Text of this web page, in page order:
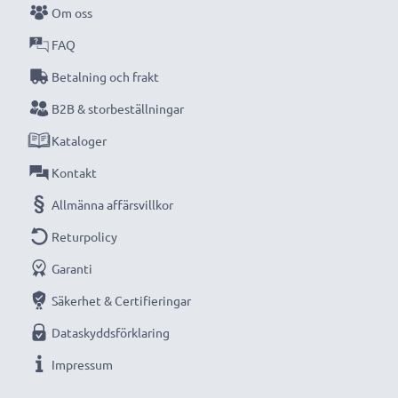
kompakta LCD-batteriladdare från CELLONIC.
Beställ nu med snabb leverans och 3 års garanti!
Om oss
FAQ
Betalning och frakt
B2B & storbeställningar
Kataloger
Kontakt
Allmänna affärsvillkor
Returpolicy
Garanti
Säkerhet & Certifieringar
Dataskyddsförklaring
Impressum